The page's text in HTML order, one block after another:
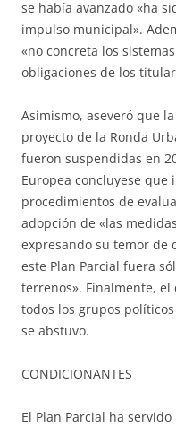
se había avanzado «ha
impulso municipal».
«no concreta los
obligaciones de los
Asimismo, aseveró que
proyecto de la Ronda
fueron suspendidas en
Europea concluyese
procedimientos de
adopción de «las
expresando su temor de
este Plan Parcial fuera
terrenos». Finalmente,
todos los grupos
se abstuvo.
CONDICIONANTES
El Plan Parcial ha